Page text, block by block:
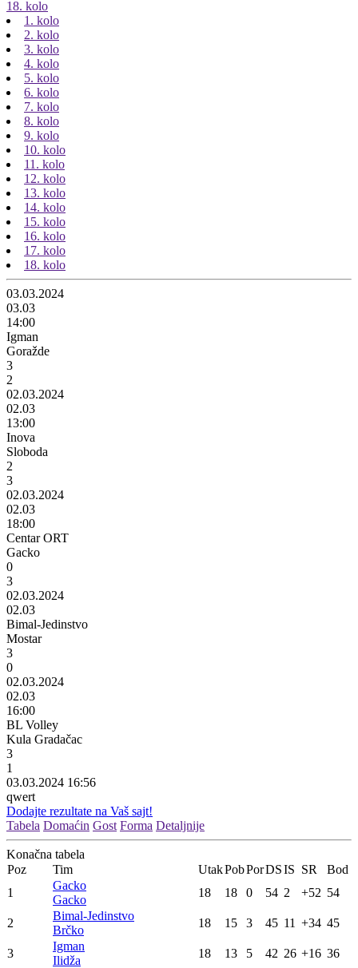
18. kolo
1. kolo
2. kolo
3. kolo
4. kolo
5. kolo
6. kolo
7. kolo
8. kolo
9. kolo
10. kolo
11. kolo
12. kolo
13. kolo
14. kolo
15. kolo
16. kolo
17. kolo
18. kolo
03.03.2024
03.03
14:00
Igman
Goražde
3
2
02.03.2024
02.03
13:00
Inova
Sloboda
2
3
02.03.2024
02.03
18:00
Centar ORT
Gacko
0
3
02.03.2024
02.03
Bimal-Jedinstvo
Mostar
3
0
02.03.2024
02.03
16:00
BL Volley
Kula Gradačac
3
1
03.03.2024 16:56
qwert
Dodajte rezultate na Vaš sajt!
Tabela Domaćin Gost Forma Detaljnije
Konačna tabela
Poz
Tim UtakPobPorDSIS SR
Bod
1
Gacko
Gacko
18 18 0 54 2 +52 54
2
Bimal-Jedinstvo
Brčko
18 15 3 45 11 +34 45
3
Igman
Ilidža
18 13 5 42 26 +16 36